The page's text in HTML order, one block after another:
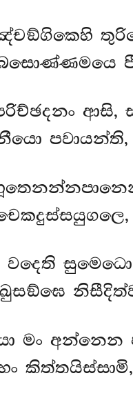
පවායන්ති,
වදෙති
මං